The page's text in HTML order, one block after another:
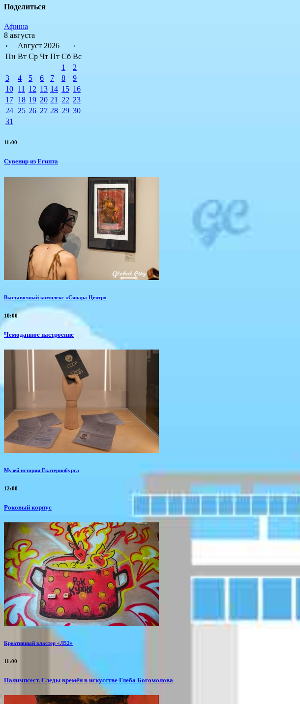
Поделиться
Афиша
8 августа
‹
Август 2026
›
Пн Вт Ср Чт Пт Сб Вс
1
2
3
4 5 6 7 8
9
10 11 12 13 14 15 16
17 18 19 20 21 22 23
24 25 26 27 28 29 30
31
11:00
Сувенир из Египта
Выставочный комплекс «Синара Центр»
10:00
Чемоданное настроение
Музей истории Екатеринбурга
12:00
Роковый корпус
Креативный кластер «Л52»
11:00
Палимпсест. Следы времён в искусстве Глеба Богомолова